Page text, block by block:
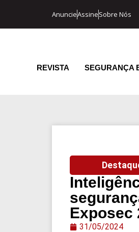
AnuncieAssineSobre Nós
REVISTA SEGURANÇA
Exposec
31/05/2024